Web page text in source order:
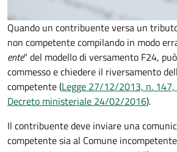
Quando un contribuente versa un
non competente compilando in modo
ente" del modello di versamento F24,
commesso e chiedere il riversamento
competente (Legge 27/12/2013, n. 147,
Decreto ministeriale 24/02/2016).
Il contribuente deve inviare una
competente sia al Comune